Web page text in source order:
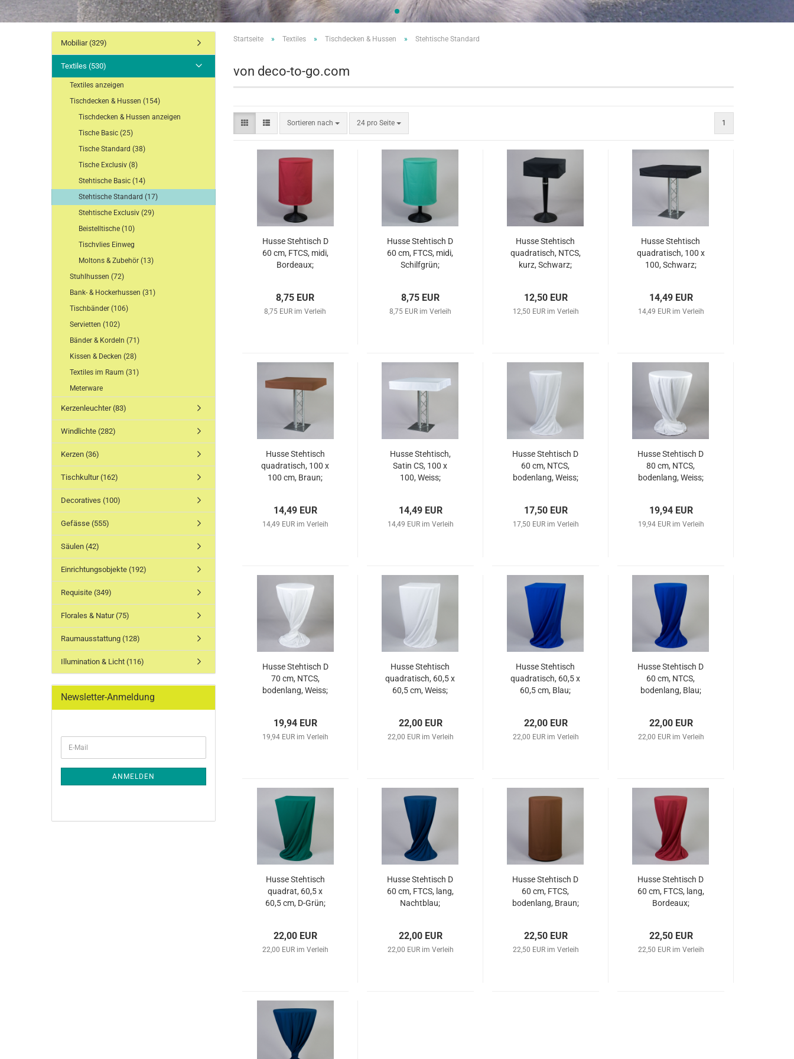
Drapierungen sortiert
Läufer Vlies Einweg
Servietten Vlies
Ringe & Zubehör
Decobänder Einweg
Kissen Standard
Kissen Exclusiv
Polsterauflagen
Decken
Fadenvorhänge
Vorhänge
Teppiche & Böden
Startseite » Textiles » Tischdecken & Hussen » Stehtische Standard
von deco-to-go.com
Sortieren nach
Sortieren nach 24 pro Seite
pro Seite 1
Husse Stehtisch D
60 cm, FTCS, midi,
Bordeaux;
8,75 EUR
8,75 EUR im Verleih
Husse Stehtisch D
60 cm, FTCS, midi,
Schilfgrün;
8,75 EUR
8,75 EUR im Verleih
Husse Stehtisch
quadratisch, NTCS,
kurz, Schwarz;
12,50 EUR
12,50 EUR im Verleih
Husse Stehtisch
quadratisch, 100 x
100, Schwarz;
14,49 EUR
14,49 EUR im Verleih
Husse Stehtisch
quadratisch, 100 x
100 cm, Braun;
14,49 EUR
14,49 EUR im Verleih
Husse Stehtisch,
Satin CS, 100 x
100, Weiss;
14,49 EUR
14,49 EUR im Verleih
Husse Stehtisch D
60 cm, NTCS,
bodenlang, Weiss;
17,50 EUR
17,50 EUR im Verleih
Husse Stehtisch D
80 cm, NTCS,
bodenlang, Weiss;
19,94 EUR
19,94 EUR im Verleih
Husse Stehtisch D
70 cm, NTCS,
bodenlang, Weiss;
19,94 EUR
19,94 EUR im Verleih
Husse Stehtisch
quadratisch, 60,5 x
60,5 cm, Weiss;
22,00 EUR
22,00 EUR im Verleih
Husse Stehtisch
quadratisch, 60,5 x
60,5 cm, Blau;
22,00 EUR
22,00 EUR im Verleih
Husse Stehtisch D
60 cm, NTCS,
bodenlang, Blau;
22,00 EUR
22,00 EUR im Verleih
Husse Stehtisch
quadrat, 60,5 x
60,5 cm, D-Grün;
22,00 EUR
22,00 EUR im Verleih
Husse Stehtisch D
60 cm, FTCS, lang,
Nachtblau;
22,00 EUR
22,00 EUR im Verleih
Husse Stehtisch D
60 cm, FTCS,
bodenlang, Braun;
22,50 EUR
22,50 EUR im Verleih
Husse Stehtisch D
60 cm, FTCS, lang,
Bordeaux;
22,50 EUR
22,50 EUR im Verleih
Mobiliar (329)
Textiles (530)
Textiles anzeigen
Tischdecken & Hussen (154)
Tischdecken & Hussen anzeigen
Tische Basic (25)
Tische Standard (38)
Tische Exclusiv (8)
Stehtische Basic (14)
Stehtische Standard (17)
Stehtische Exclusiv (29)
Beistelltische (10)
Tischvlies Einweg
Moltons & Zubehör (13)
Stuhlhussen (72)
Bank- & Hockerhussen (31)
Tischbänder (106)
Servietten (102)
Bänder & Kordeln (71)
Kissen & Decken (28)
Textiles im Raum (31)
Meterware
Kerzenleuchter (83)
Windlichte (282)
Kerzen (36)
Tischkultur (162)
Decoratives (100)
Gefässe (555)
Säulen (42)
Einrichtungsobjekte (192)
Requisite (349)
Florales & Natur (75)
Raumausstattung (128)
Illumination & Licht (116)
Newsletter-Anmeldung
ZUR
NEWSLETTER-
ANMELDUNG
E-
Mail
ANMELDEN